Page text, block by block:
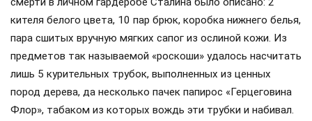
кителя белого цвета, 10 пар брюк, коробка нижнего белья,
пара сшитых вручную мягких сапог из ослиной кожи. Из
предметов так называемой «роскоши» удалось насчитать
лишь 5 курительных трубок, выполненных из ценных
пород дерева, да несколько пачек папирос «Герцеговина
Флор», табаком из которых вождь эти трубки и набивал.